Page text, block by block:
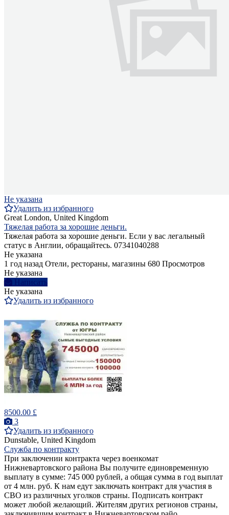
Не указана
Удалить из избранного
Great London, United Kingdom
Тяжелая работа за хорошие деньги.
Тяжелая работа за хорошие деньги. Если у вас легальный
статус в Англии, обращайтесь. 07341040288
Не указана
1 год назад Отели, рестораны, магазины 680 Просмотров
Не указана
Написать
Не указана
Удалить из избранного
8500.00 £
3
Удалить из избранного
Dunstable, United Kingdom
Служба по контракту
При заключении контракта через военкомат
Нижневартовского района Вы получите единовременную
выплату в сумме: 745 000 рублей, а общая сумма в год выплат
от 4 млн. руб. К нам едут заключать контракт для участия в
СВО из различных уголков страны. Подписать контракт
может любой желающий. Жителям других регионов страны,